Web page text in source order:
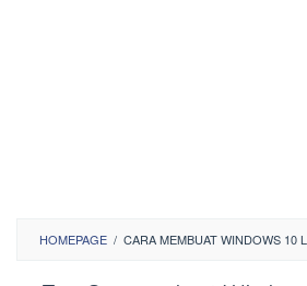
HOMEPAGE / CARA MEMBUAT WINDOWS 10